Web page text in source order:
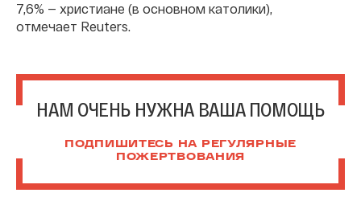
7,6% — христиане (в основном католики),
отмечает Reuters.
НАМ ОЧЕНЬ НУЖНА ВАША ПОМОЩЬ
ПОДПИШИТЕСЬ НА РЕГУЛЯРНЫЕ
ПОЖЕРТВОВАНИЯ